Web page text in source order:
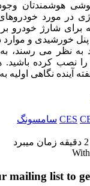
هوشمندتان وجود
در مورد
برای شارژ خودرو
خورشیدی و موارد
به نظر می رسند،
را نصب کرده باشید.
CES سامسونگ
mailing list to